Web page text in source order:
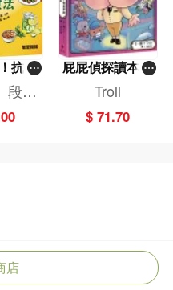
抗炎
法
段佳
、顧
屁屁偵探讀本(1
3)－－對決！怪
篇）
Troll
$ 71.70
店